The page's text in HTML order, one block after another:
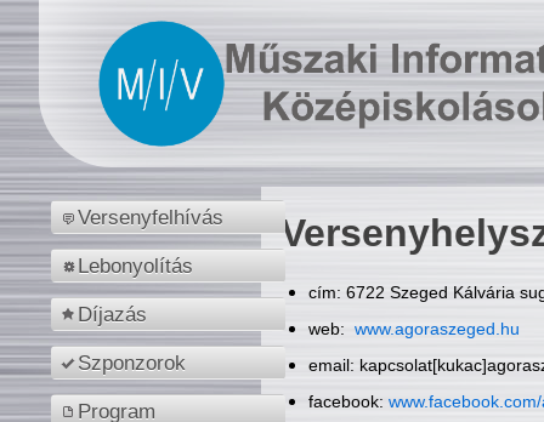
Versenyfelhívás
Lebonyolítás
Díjazás
Szponzorok
Program
cím: 6722 Szeged Kálvária
web: www.agoraszeged.hu
email:
facebook: